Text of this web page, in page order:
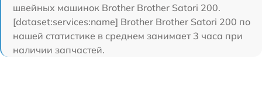
швейных машинок Brother Brother Satori 200.
[dataset:services:name] Brother Brother Satori 200 по
нашей статистике в среднем занимает 3 часа при
наличии запчастей.